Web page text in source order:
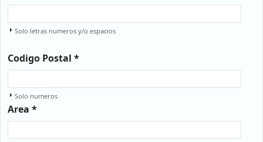
Solo letras numeros y/o espacios
Codigo Postal *
Solo numeros
Area *